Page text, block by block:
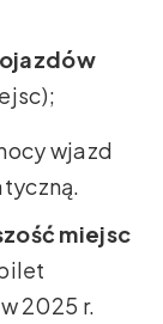
wjazd
miejsc
2025 r.